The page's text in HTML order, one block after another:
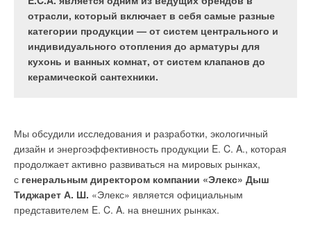
отрасли, который включает в себя самые разные
категории продукции — от систем центрального и
индивидуального отопления до арматуры для
кухонь и ванных комнат, от систем клапанов до
керамической сантехники.
Мы обсудили исследования и разработки, экологичный
дизайн и энергоэффективность продукции E. C. A., которая
продолжает активно развиваться на мировых рынках,
с генеральным директором компании «Элекс» Дыш
Тиджарет А. Ш. «Элекс» является официальным
представителем E. C. A. на внешних рынках.
взялась исправлять свою закоренелую ошибку
двух последних десятилетий
городов Украины привело к постепенной деградации
централизованного теплоснабжения (ЦТ). Не помогли ни
десятки миллиардов гривен бюджетных средств, ни
миллиарды долларов технической помощи западных стран,
инвестированных за 20 лет в распылённом виде
в реабилитацию централизованного теплоснабжения
производства, которое могло бы обеспечить
условия для безотказного функционирования
техники, размещённой в них.
и влажности) используется прецизионный тип
кондиционеров, что напрямую влияет на срок службы
основного оборудования. Так как кондиционеры должны
поддерживать заданную температуру на протяжении всего
календарного года, то необходимо использовать
низкотемпературный комплект, который позволяет работать